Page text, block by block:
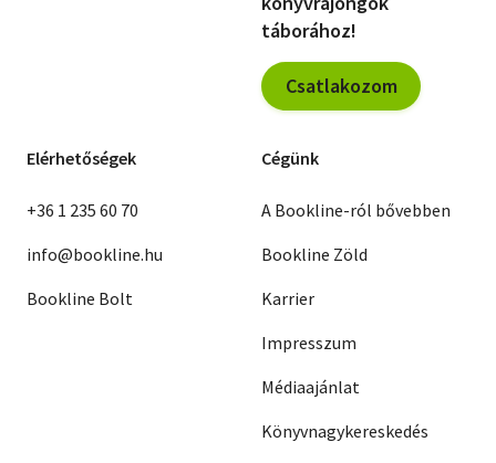
táborához!
Csatlakozom
Elérhetőségek
+36 1 235 60 70
info@bookline.hu
Bookline Bolt
Cégünk
A Bookline-ról bővebben
Bookline Zöld
Karrier
Impresszum
Médiaajánlat
Könyvnagykereskedés